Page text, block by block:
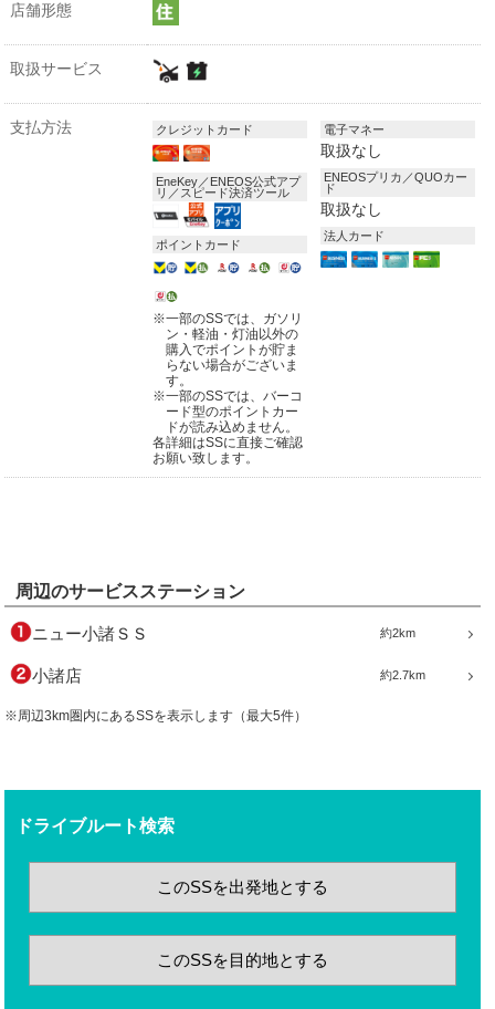
店舗形態
取扱サービス
支払方法 クレジットカード
EneKey／ENEOS公式アプ
リ／スピード決済ツール
ポイントカード
※一部のSSでは、ガソリ
ン・軽油・灯油以外の
購入でポイントが貯ま
らない場合がございま
す。
※一部のSSでは、バーコ
ード型のポイントカー
ドが読み込めません。
各詳細はSSに直接ご確認
お願い致します。
電子マネー
取扱なし
ENEOSプリカ／QUOカー
ド
取扱なし
法人カード
周辺のサービスステーション
約2km
ニュー小諸ＳＳ
約2.7km
小諸店
※周辺3km圏内にあるSSを表示します（最大5件）
ドライブルート検索
このSSを出発地とする
このSSを目的地とする